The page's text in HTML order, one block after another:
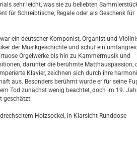
sehr leicht, was sie zu beliebten
für Schreibtische, Regale oder als Geschenk für
ein deutscher Komponist, Organist und
der Musikgeschichte und schuf ein
Orgelwerke bis hin zu Kammermusik und
darunter die berühmte Matthäuspassion,
Klavier, zeichnen sich durch ihre
aus. Besonders berühmt wurde er für seine
Tod zunächst wenig beachtet, doch im 19.
geschätzt.
Holzsockel, in Klarsicht-Runddose